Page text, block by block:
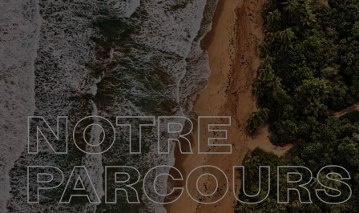
NOTRE
PARCOURS